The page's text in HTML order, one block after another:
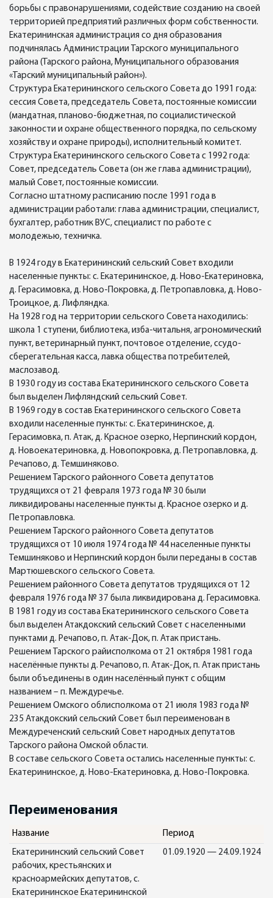
борьбы с правонарушениями, содействие созданию на своей
территорией предприятий различных форм собственности.
Екатерининская администрация со дня образования
подчинялась Администрации Тарского муниципального
района (Тарского района, Муниципального образования
«Тарский муниципальный район»).
Структура Екатерининского сельского Совета до 1991 года:
сессия Совета, председатель Совета, постоянные комиссии
(мандатная, планово-бюджетная, по социалистической
законности и охране общественного порядка, по сельскому
хозяйству и охране природы), исполнительный комитет.
Структура Екатерининского сельского Совета с 1992 года:
Совет, председатель Совета (он же глава администрации),
малый Совет, постоянные комиссии.
Согласно штатному расписанию после 1991 года в
администрации работали: глава администрации, специалист,
бухгалтер, работник ВУС, специалист по работе с
молодежью, техничка.
В 1924 году в Екатерининский сельский Совет входили
населенные пункты: с. Екатерининское, д. Ново-Екатериновка,
д. Герасимовка, д. Ново-Покровка, д. Петропавловка, д. Ново-
Троицкое, д. Лифляндка.
На 1928 год на территории сельского Совета находились:
школа 1 ступени, библиотека, изба-читальня, агрономический
пункт, ветеринарный пункт, почтовое отделение, ссудо-
сберегательная касса, лавка общества потребителей,
маслозавод.
В 1930 году из состава Екатерининского сельского Совета
был выделен Лифляндский сельский Совет.
В 1969 году в состав Екатерининского сельского Совета
входили населенные пункты: с. Екатерининское, д.
Герасимовка, п. Атак, д. Красное озерко, Нерпинский кордон,
д. Новоекатериновка, д. Новопокровка, д. Петропавловка, д.
Речапово, д. Темшиняково.
Решением Тарского районного Совета депутатов
трудящихся от 21 февраля 1973 года № 30 были
ликвидированы населенные пункты д. Красное озерко и д.
Петропавловка.
Решением Тарского районного Совета депутатов
трудящихся от 10 июля 1974 года № 44 населенные пункты
Темшиняково и Нерпинский кордон были переданы в состав
Мартюшевского сельского Совета.
Решением районного Совета депутатов трудящихся от 12
февраля 1976 года № 37 была ликвидирована д. Герасимовка.
В 1981 году из состава Екатерининского сельского Совета
был выделен Атакдокский сельский Совет с населенными
пунктами д. Речапово, п. Атак-Док, п. Атак пристань.
Решением Тарского райисполкома от 21 октября 1981 года
населённые пункты д. Речапово, п. Атак-Док, п. Атак пристань
были объединены в один населённый пункт с общим
названием – п. Междуречье.
Решением Омского облисполкома от 21 июля 1983 года №
235 Атакдокский сельский Совет был переименован в
Междуреченский сельский Совет народных депутатов
Тарского района Омской области.
В составе сельского Совета остались населенные пункты: с.
Екатерининское, д. Ново-Екатериновка, д. Ново-Покровка.
Переименования
Название Период
Екатерининский сельский Совет
рабочих, крестьянских и
красноармейских депутатов, с.
Екатерининское Екатерининской
01.09.1920 — 24.09.1924